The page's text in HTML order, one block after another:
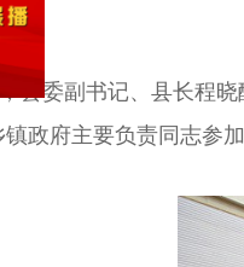
副书记、县长程晓醒
政府主要负责同志参加